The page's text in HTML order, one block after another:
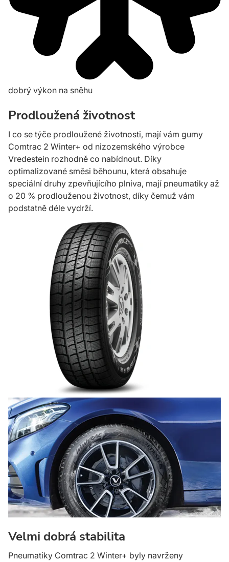
dobrý výkon na sněhu
Prodloužená životnost
I co se týče prodloužené životnosti, mají vám gumy
Comtrac 2 Winter+ od nizozemského výrobce
Vredestein rozhodně co nabídnout. Díky
optimalizované směsi běhounu, která obsahuje
speciální druhy zpevňujícího plniva, mají pneumatiky až
o 20 % prodlouženou životnost, díky čemuž vám
podstatně déle vydrží.
Velmi dobrá stabilita
Pneumatiky Comtrac 2 Winter+ byly navrženy